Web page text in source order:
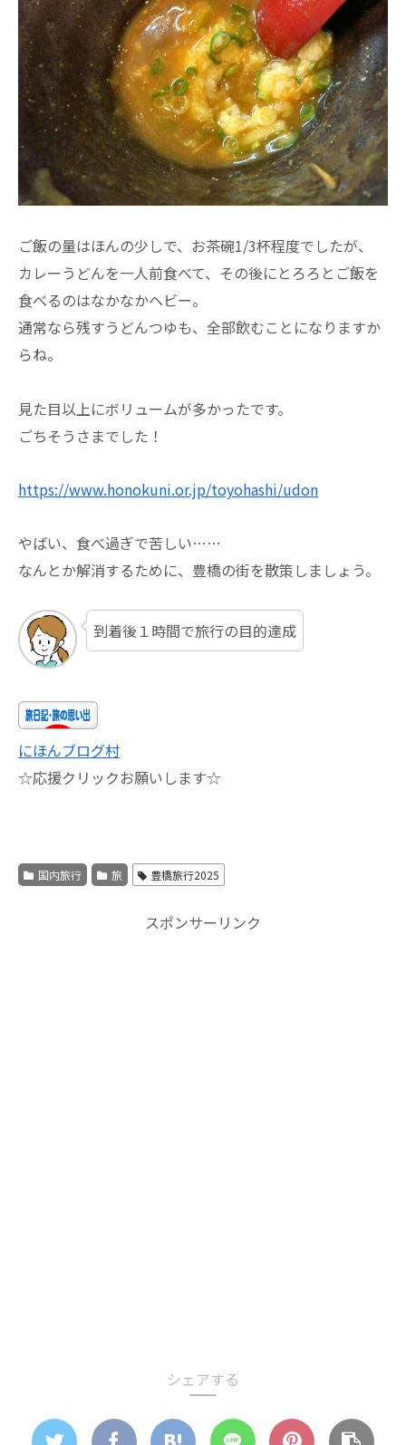
ご飯の量はほんの少しで、お茶碗1/3杯程度でしたが、
カレーうどんを一人前食べて、その後にとろろとご飯を
食べるのはなかなかヘビー。
通常なら残すうどんつゆも、全部飲むことになりますか
らね。
見た目以上にボリュームが多かったです。
ごちそうさまでした！
https://www.honokuni.or.jp/toyohashi/udon
やばい、食べ過ぎで苦しい……
なんとか解消するために、豊橋の街を散策しましょう。
到着後１時間で旅行の目的達成
にほんブログ村
☆応援クリックお願いします☆
国内旅行 旅 豊橋旅行2025
スポンサーリンク
シェアする